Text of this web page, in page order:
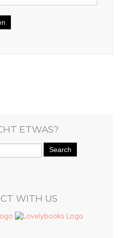
ETWAS?
Search
WITH US